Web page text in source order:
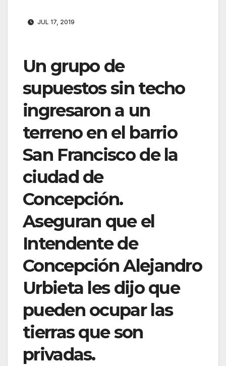
JUL 17, 2019
Un grupo de
supuestos sin techo
ingresaron a un
terreno en el barrio
San Francisco de la
ciudad de
Concepción.
Aseguran que el
Intendente de
Concepción Alejandro
Urbieta les dijo que
pueden ocupar las
tierras que son
privadas.